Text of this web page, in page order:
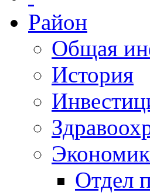
Район
Общая
История
Отдел